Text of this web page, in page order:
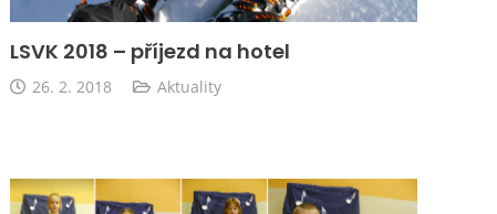
LSVK 2018 – příjezd na hotel
26. 2. 2018 Aktuality